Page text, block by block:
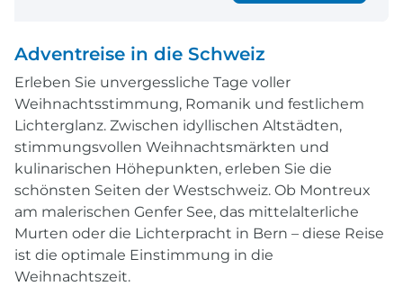
Adventreise in die Schweiz
Erleben Sie unvergessliche Tage voller
Weihnachtsstimmung, Romanik und festlichem
Lichterglanz. Zwischen idyllischen Altstädten,
stimmungsvollen Weihnachtsmärkten und
kulinarischen Höhepunkten, erleben Sie die
schönsten Seiten der Westschweiz. Ob Montreux
am malerischen Genfer See, das mittelalterliche
Murten oder die Lichterpracht in Bern – diese Reise
ist die optimale Einstimmung in die
Weihnachtszeit.